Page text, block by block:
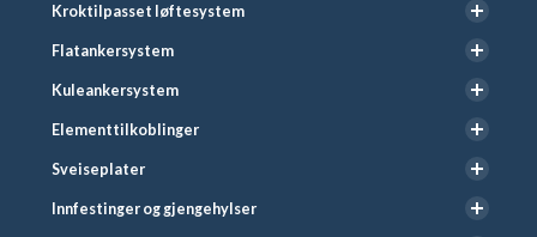
Kroktilpasset løftesystem
Flatankersystem
Kuleankersystem
Elementtilkoblinger
Sveiseplater
Innfestinger og gjengehylser